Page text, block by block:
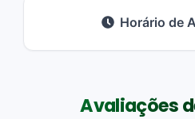
Horário de
Avaliações